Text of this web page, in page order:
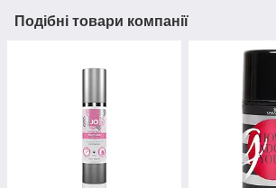
Подібні товари компанії